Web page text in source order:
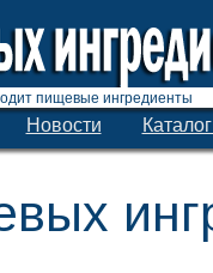
пищевые ингредиенты
Новости